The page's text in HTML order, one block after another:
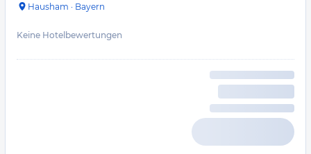
Hausham · Bayern
Keine Hotelbewertungen